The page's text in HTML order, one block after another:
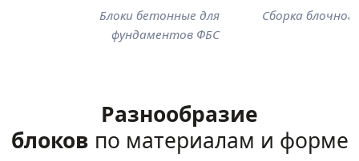
Блоки бетонные для
фундаментов ФБС
Сборка
Разнообразие
блоков по материалам и форме